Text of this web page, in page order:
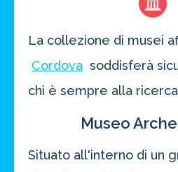
La collezione di musei
Cordova soddisferà
chi è sempre alla
Museo
Situato all'interno di un